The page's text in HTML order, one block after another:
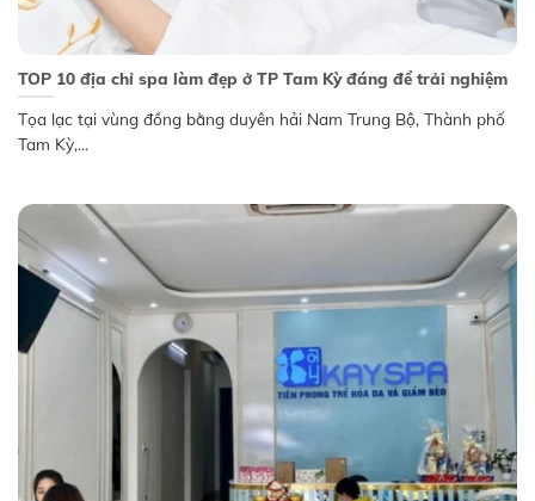
TOP 10 địa chỉ spa làm đẹp ở TP Tam Kỳ đáng để trải nghiệm
Tọa lạc tại vùng đồng bằng duyên hải Nam Trung Bộ, Thành phố
Tam Kỳ,...